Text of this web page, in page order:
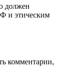
должен
и этическим
комментарии,